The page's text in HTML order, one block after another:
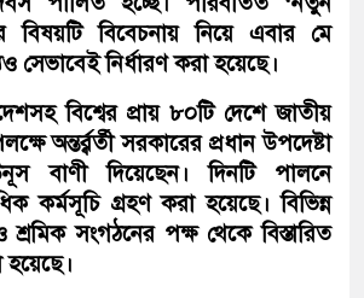
বিষয়টি বিবেচনায় নিয়ে এবার মে
সেভাবেই নির্ধারণ করা হয়েছে।
বিশ্বের প্রায় ৮০টি দেশে জাতীয়
অন্তর্র্বর্তী সরকারের প্রধান উপদেষ্টা
বাণী দিয়েছেন। দিনটি পালনে
কর্মসূচি গ্রহণ করা হয়েছে। বিভিন্ন
সংগঠনের পক্ষ থেকে বিস্তারিত
হয়েছে।